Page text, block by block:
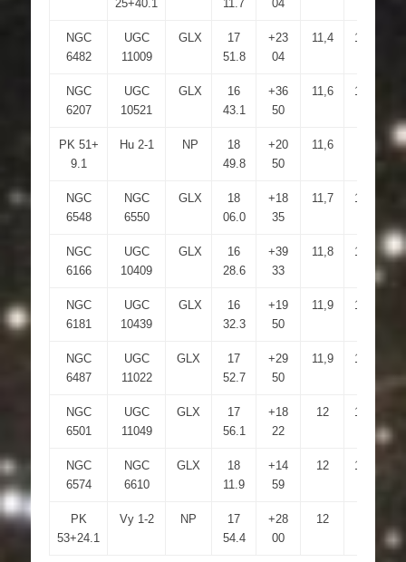
25+40.1
11.7
04
NGC
6482
UGC
11009
GLX
17
51.8
+23
04
11,4 12,8
NGC
6207
UGC
10521
GLX
16
43.1
+36
50
11,6 12,9
PK 51+
9.1
Hu 2-1 NP
18
49.8
+20
50
11,6
NGC
6548
NGC
6550
GLX
18
06.0
+18
35
11,7 13,9
NGC
6166
UGC
10409
GLX
16
28.6
+39
33
11,8 12,9
NGC
6181
UGC
10439
GLX
16
32.3
+19
50
11,9 12,8
NGC
6487
UGC
11022
GLX
17
52.7
+29
50
11,9 13,1
NGC
6501
UGC
11049
GLX
17
56.1
+18
22
12 13,3
NGC
6574
NGC
6610
GLX
18
11.9
+14
59
12 12,3
PK
53+24.1
Vy 1-2 NP
17
54.4
+28
00
12